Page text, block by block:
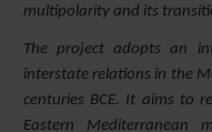
multipolarity and its
The project adopts an
interstate relations in the
centuries BCE. It aims to
Eastern Mediterranean